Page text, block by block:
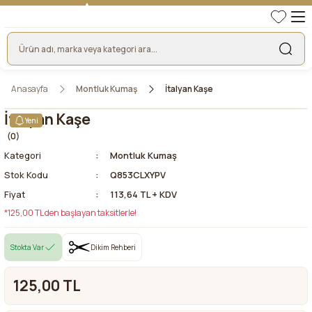
Anasayfa Montluk Kumaş İtalyan Kaşe
Yeni
İtalyan Kaşe
(0)
Kategori
Montluk Kumaş
Stok Kodu
Q853CLXYPV
Fiyat
113,64 TL + KDV
*125,00 TL den başlayan taksitlerle!
Stokta Var Dikim Rehberi
125,00 TL